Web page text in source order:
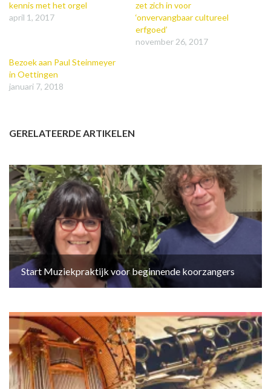
kennis met het orgel
april 1, 2017
zet zich in voor
‘onvervangbaar cultureel
erfgoed’
november 26, 2017
Bezoek aan Paul Steinmeyer
in Oettingen
januari 7, 2018
GERELATEERDE ARTIKELEN
Start Muziekpraktijk voor beginnende koorzangers